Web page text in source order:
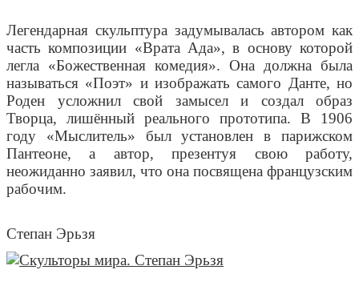
Легендарная скульптура задумывалась автором как
часть композиции «Врата Ада», в основу которой
легла «Божественная комедия». Она должна была
называться «Поэт» и изображать самого Данте, но
Роден усложнил свой замысел и создал образ
Творца, лишённый реального прототипа. В 1906
году «Мыслитель» был установлен в парижском
Пантеоне, а автор, презентуя свою работу,
неожиданно заявил, что она посвящена французским
рабочим.
Степан Эрьзя